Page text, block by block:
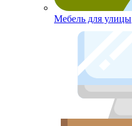
Мебель для улицы